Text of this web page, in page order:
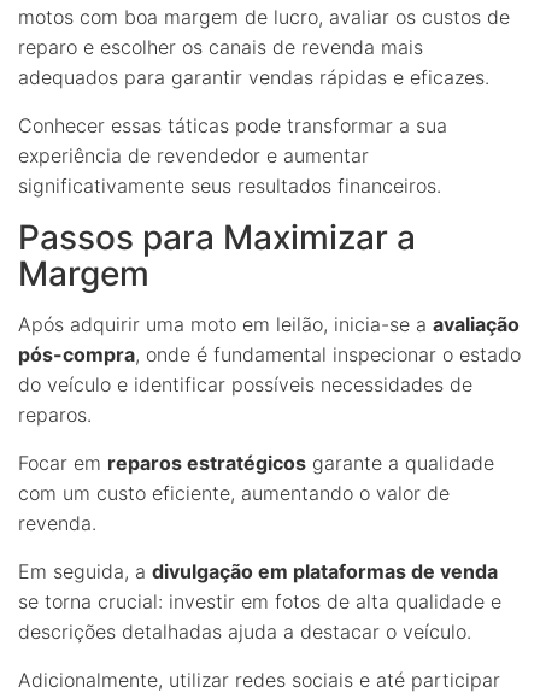
motos com boa margem de lucro, avaliar os custos de
reparo e escolher os canais de revenda mais
adequados para garantir vendas rápidas e eficazes.
Conhecer essas táticas pode transformar a sua
experiência de revendedor e aumentar
significativamente seus resultados financeiros.
Passos para Maximizar a
Margem
Após adquirir uma moto em leilão, inicia-se a avaliação
pós-compra, onde é fundamental inspecionar o estado
do veículo e identificar possíveis necessidades de
reparos.
Focar em reparos estratégicos garante a qualidade
com um custo eficiente, aumentando o valor de
revenda.
Em seguida, a divulgação em plataformas de venda
se torna crucial: investir em fotos de alta qualidade e
descrições detalhadas ajuda a destacar o veículo.
Adicionalmente, utilizar redes sociais e até participar